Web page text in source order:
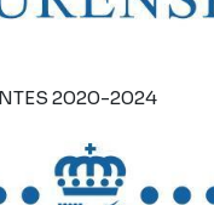
2020-2024